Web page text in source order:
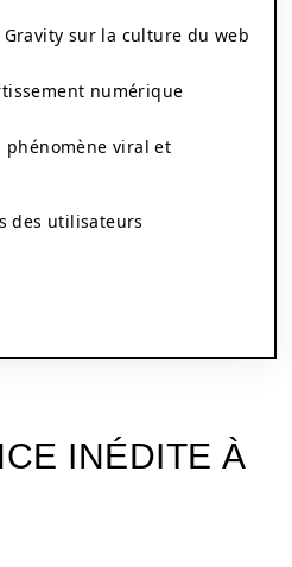
Gravity sur la culture du web
numérique
phénomène viral et
des utilisateurs
INÉDITE À